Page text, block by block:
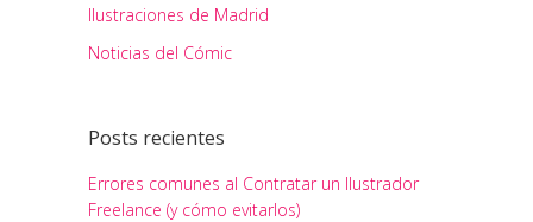
Ilustraciones de Madrid
Noticias del Cómic
Posts recientes
Errores comunes al Contratar un Ilustrador
Freelance (y cómo evitarlos)